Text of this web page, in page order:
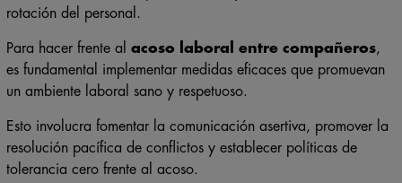
rotación del personal.
Para hacer frente al acoso laboral entre compañeros,
es fundamental implementar medidas eficaces que promuevan
un ambiente laboral sano y respetuoso.
Esto involucra fomentar la comunicación asertiva, promover la
resolución pacífica de conflictos y establecer políticas de
tolerancia cero frente al acoso.